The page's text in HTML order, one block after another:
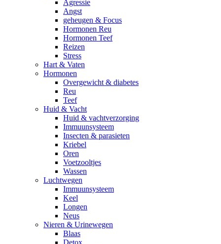
Agressie
Angst
geheugen & Focus
Hormonen Reu
Hormonen Teef
Reizen
Stress
Hart & Vaten
Hormonen
Overgewicht & diabetes
Reu
Teef
Huid & Vacht
Huid & vachtverzorging
Immuunsysteem
Insecten & parasieten
Kriebel
Oren
Voetzooltjes
Wassen
Luchtwegen
Immuunsysteem
Keel
Longen
Neus
Nieren & Urinewegen
Blaas
Detox